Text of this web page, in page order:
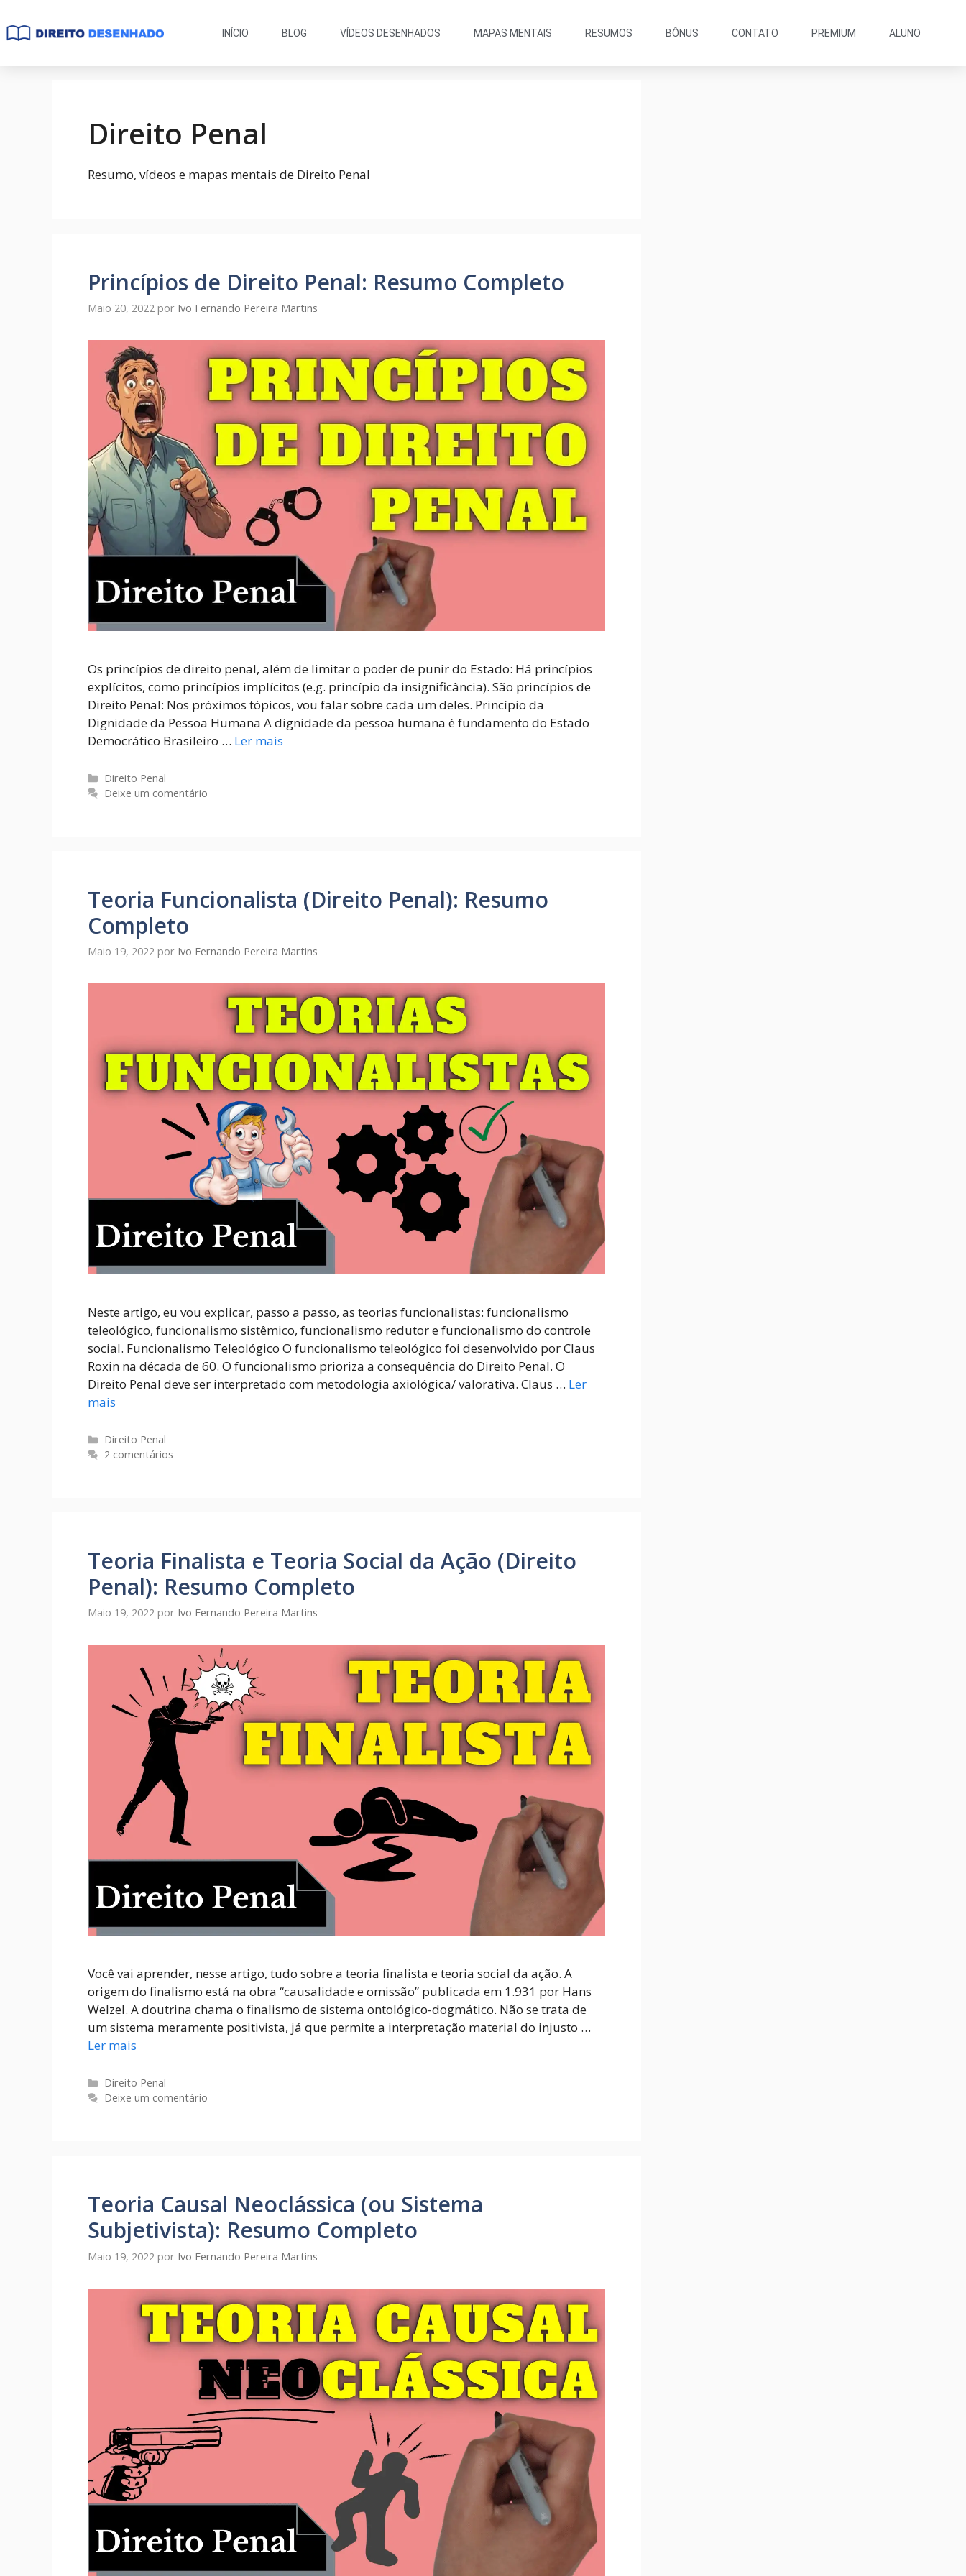
INÍCIO BLOG VÍDEOS DESENHADOS MAPAS MENTAIS RESUMOS BÔNUS CONTATO PREMIUM ALUNO
Direito Penal
Resumo, vídeos e mapas mentais de Direito Penal
Princípios de Direito Penal: Resumo Completo
Maio 20, 2022 por Ivo Fernando Pereira Martins
Os princípios de direito penal, além de limitar o poder de punir do Estado: Há princípios
explícitos, como princípios implícitos (e.g. princípio da insignificância). São princípios de
Direito Penal: Nos próximos tópicos, vou falar sobre cada um deles. Princípio da
Dignidade da Pessoa Humana A dignidade da pessoa humana é fundamento do Estado
Democrático Brasileiro … Ler mais
Direito Penal
Deixe um comentário
Teoria Funcionalista (Direito Penal): Resumo
Completo
Maio 19, 2022 por Ivo Fernando Pereira Martins
Neste artigo, eu vou explicar, passo a passo, as teorias funcionalistas: funcionalismo
teleológico, funcionalismo sistêmico, funcionalismo redutor e funcionalismo do controle
social. Funcionalismo Teleológico O funcionalismo teleológico foi desenvolvido por Claus
Roxin na década de 60. O funcionalismo prioriza a consequência do Direito Penal. O
Direito Penal deve ser interpretado com metodologia axiológica/ valorativa. Claus … Ler
mais
Direito Penal
2 comentários
Teoria Finalista e Teoria Social da Ação (Direito
Penal): Resumo Completo
Maio 19, 2022 por Ivo Fernando Pereira Martins
Você vai aprender, nesse artigo, tudo sobre a teoria finalista e teoria social da ação. A
origem do finalismo está na obra “causalidade e omissão” publicada em 1.931 por Hans
Welzel. A doutrina chama o finalismo de sistema ontológico-dogmático. Não se trata de
um sistema meramente positivista, já que permite a interpretação material do injusto …
Ler mais
Direito Penal
Deixe um comentário
Teoria Causal Neoclássica (ou Sistema
Subjetivista): Resumo Completo
Maio 19, 2022 por Ivo Fernando Pereira Martins